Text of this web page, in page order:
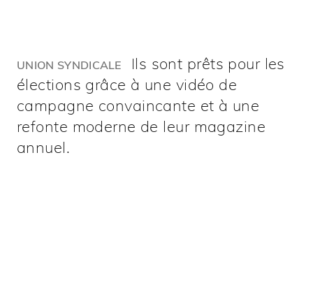
UNION SYNDICALE
Ils sont prêts pour les
élections grâce à une vidéo de
campagne convaincante et à une
refonte moderne de leur magazine
annuel.